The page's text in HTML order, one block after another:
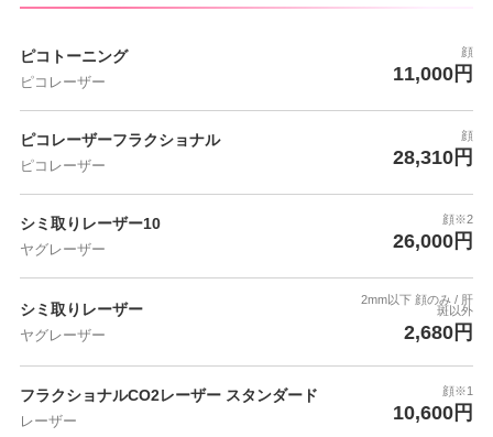
ピコトーニング
ピコレーザー
顔
11,000円
ピコレーザーフラクショナル
ピコレーザー
顔
28,310円
シミ取りレーザー10
ヤグレーザー
顔※2
26,000円
シミ取りレーザー
ヤグレーザー
2mm以下 顔のみ / 肝
斑以外
2,680円
フラクショナルCO2レーザー スタンダード
レーザー
顔※1
10,600円